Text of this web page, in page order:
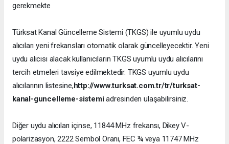
gerekmekte
Türksat Kanal Güncelleme Sistemi (TKGS) ile uyumlu uydu
alıcıları yeni frekansları otomatik olarak güncelleyecektir. Yeni
uydu alıcısı alacak kullanıcıların TKGS uyumlu uydu alıcılarını
tercih etmeleri tavsiye edilmektedir. TKGS uyumlu uydu
alıcılarının listesine,http://www.turksat.com.tr/tr/turksat-
kanal-guncelleme-sistemiadresinden ulaşabilirsiniz.
Diğer uydu alıcıları içinse, 11844 MHz frekansı, Dikey V-
polarizasyon, 2222 Sembol Oranı, FEC ¾ veya 11747 MHz